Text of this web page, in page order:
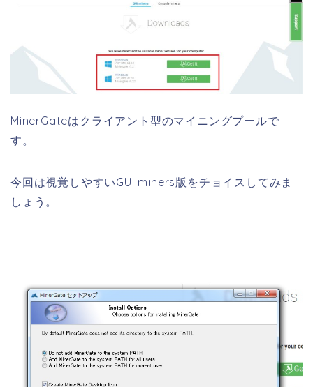
MinerGateはクライアント型のマイニングプールで
す。
今回は視覚しやすいGUI miners版をチョイスしてみま
しょう。